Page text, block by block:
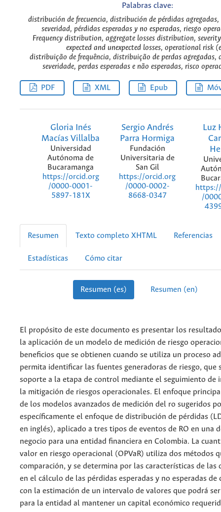
Palabras clave:
distribución de frecuencia, distribución de pérdidas
severidad, pérdidas esperadas y no esperadas, riesgo
Frequency distribution, aggregate losses distribution,
expected and unexpected losses, operational risk
distribuição de frequência, distribuição de perdas agregadas,
severidade, perdas esperadas e não esperadas, risco
PDF XML Epub
Gloria Inés
Macías Villalba
Universidad
Autónoma de
Bucaramanga
https://orcid.org
/0000-0001-
5897-181X
Sergio Andrés
Parra Hormiga
Fundación
Universitaria de
San Gil
https://orcid.org
/0000-0002-
8668-0347
Luz
/
Resumen Texto completo XHTML Referencias
Estadísticas Cómo citar
Resumen (es) Resumen (en)
El propósito de este documento es presentar los
la aplicación de un modelo de medición de riesgo
beneficios que se obtienen cuando se utiliza un proceso
permita identificar las fuentes generadoras de riesgo, que
soporte a la etapa de control mediante el seguimiento de
la mitigación de riesgos operacionales. El enfoque
de los modelos avanzados de medición del ro sugeridos
específicamente el enfoque de distribución de pérdidas
en inglés), aplicado a tres tipos de eventos de RO en una
negocio para una entidad financiera en Colombia. La
valor en riesgo operacional (OPVaR) utiliza dos métodos
comparación, y se determina por las características de las
en el cálculo de las pérdidas esperadas y no esperadas de
con la estimación de un intervalo de valores que podrá
para la entidad al mantener un capital económico